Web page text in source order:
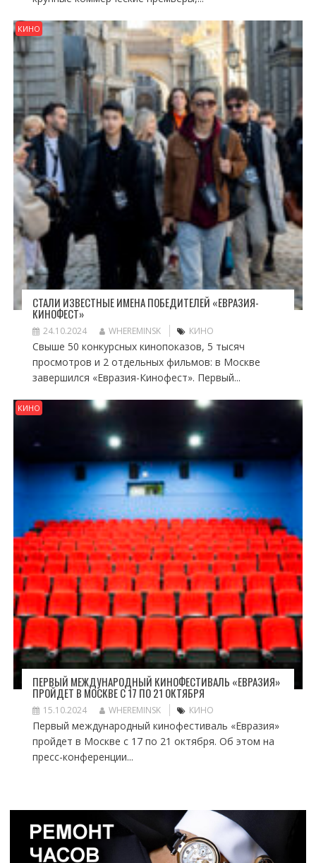
КИНО
СТАЛИ ИЗВЕСТНЫЕ ИМЕНА ПОБЕДИТЕЛЕЙ «ЕВРАЗИЯ-
КИНОФЕСТ»
24.10.2024 WHEREMINSK КИНО
Свыше 50 конкурсных кинопоказов, 5 тысяч
просмотров и 2 отдельных фильмов: в Москве
завершился «Евразия-Кинофест». Первый...
КИНО
ПЕРВЫЙ МЕЖДУНАРОДНЫЙ КИНОФЕСТИВАЛЬ «ЕВРАЗИЯ»
ПРОЙДЕТ В МОСКВЕ С 17 ПО 21 ОКТЯБРЯ
15.10.2024 WHEREMINSK КИНО
Первый международный кинофестиваль «Евразия»
пройдет в Москве с 17 по 21 октября. Об этом на
пресс-конференции...